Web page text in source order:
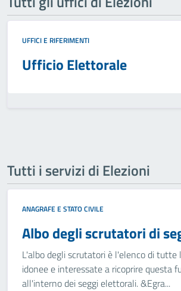
UFFICI E RIFERIMENTI
Ufficio Elettorale
Tutti i servizi di Elezioni
ANAGRAFE E STATO CIVILE
Albo degli scrutatori di
L'albo degli scrutatori è l'elenco di tutte
idonee e interessate a ricoprire questa
all'interno dei seggi elettorali. &Egra...